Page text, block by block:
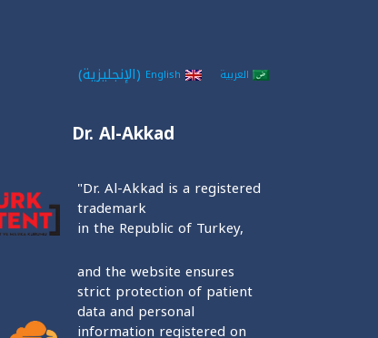
العربية English
(الإنجليزية)
Dr. Al-Akkad
"Dr. Al-Akkad is a registered
trademark
in the Republic of Turkey,
and the website ensures
strict protection of patient
data and personal
information registered on